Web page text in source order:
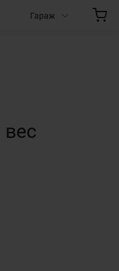
Гараж